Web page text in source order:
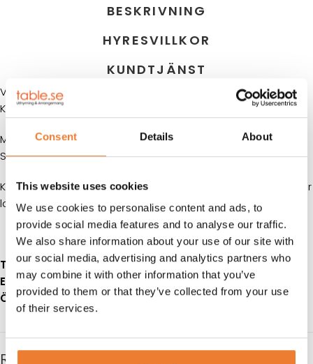
Consent Details About
This website uses cookies
We use cookies to personalise content and ads, to
provide social media features and to analyse our traffic.
We also share information about your use of our site with
our social media, advertising and analytics partners who
may combine it with other information that you’ve
provided to them or that they’ve collected from your use
of their services.
BESKRIVNING
HYRESVILLKOR
KUNDTJÄNST
Varmrättskniv från Iittala i serien Artik designad av Arto
Kankkunen/Laura Partanen.
MÅTT: L 22 cm
SERIE: Artik/Iittala
Klicka pådenna länkför information om våra hyresvillkor eller
ladda ner pdfen
Telefon:08-50 000 450(tryck 1 i växelmenyn)
E-post: info@table.se
Öppettider:Måndag – fredag 08.00 – 17.00